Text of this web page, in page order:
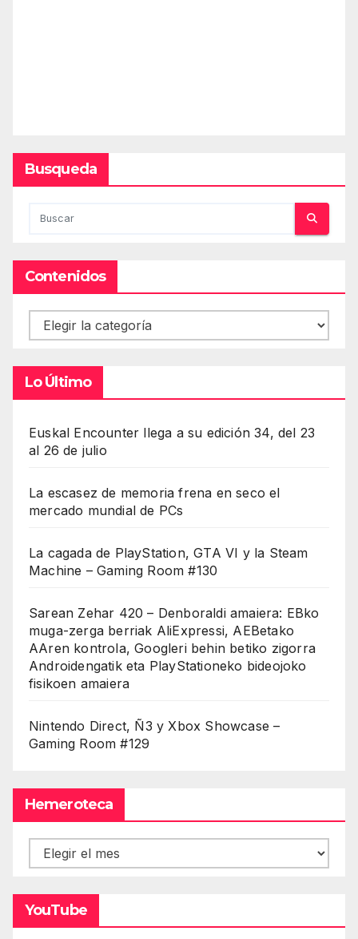
Busqueda
Contenidos
Contenidos
Lo Último
Euskal Encounter llega a su edición 34, del 23
al 26 de julio
La escasez de memoria frena en seco el
mercado mundial de PCs
La cagada de PlayStation, GTA VI y la Steam
Machine – Gaming Room #130
Sarean Zehar 420 – Denboraldi amaiera: EBko
muga-zerga berriak AliExpressi, AEBetako
AAren kontrola, Googleri behin betiko zigorra
Androidengatik eta PlayStationeko bideojoko
fisikoen amaiera
Nintendo Direct, Ñ3 y Xbox Showcase –
Gaming Room #129
Hemeroteca
Hemeroteca
YouTube